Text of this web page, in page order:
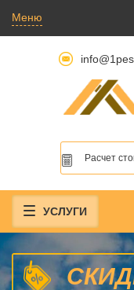
Меню
Расчет
УСЛУГИ